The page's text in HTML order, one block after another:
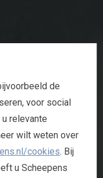
de
voor social
relevante
wilt weten over
cookies. Bij
u Scheepens